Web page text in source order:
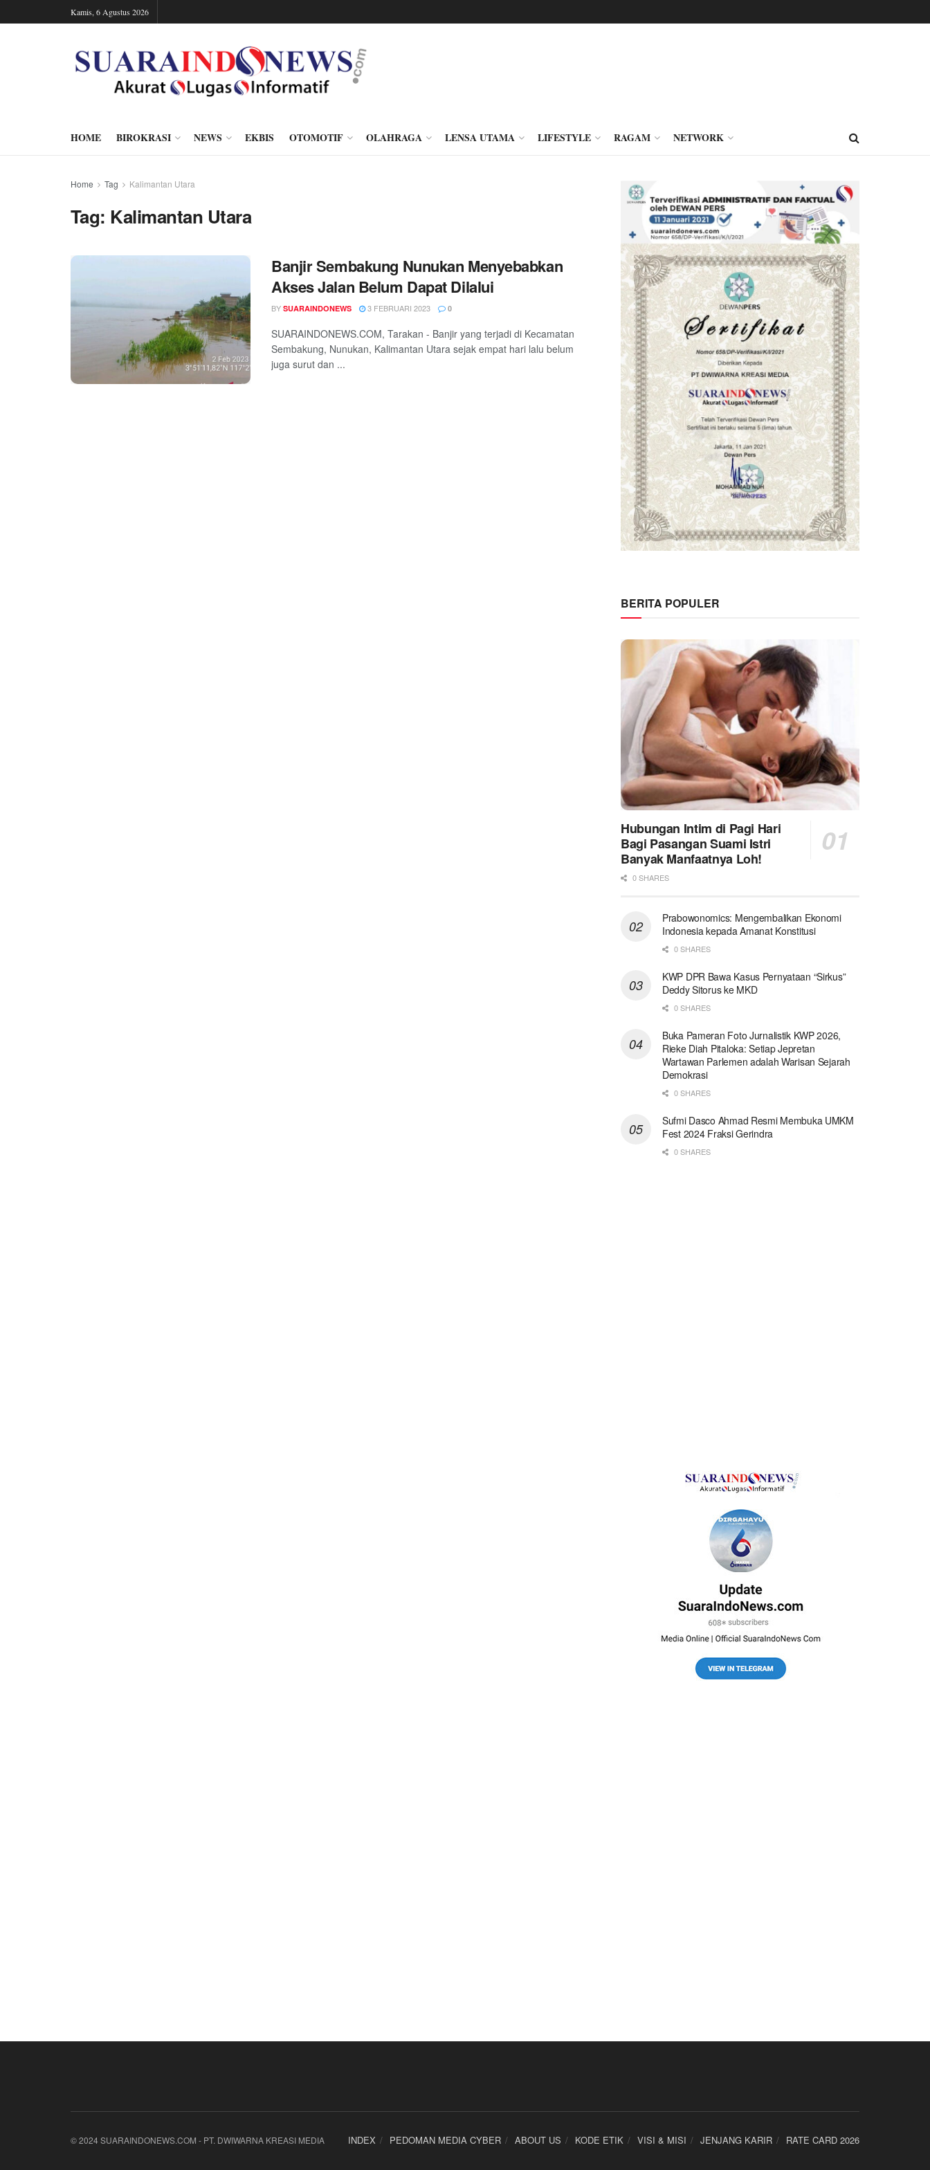
Kamis, 6 Agustus 2026
HOME BIROKRASI NEWS EKBIS OTOMOTIF OLAHRAGA LENSA UTAMA LIFESTYLE RAGAM NETWORK
Home Tag Kalimantan Utara
Tag: Kalimantan Utara
Banjir Sembakung Nunukan Menyebabkan
Akses Jalan Belum Dapat Dilalui
BY SUARAINDONEWS 3 FEBRUARI 2023 0
SUARAINDONEWS.COM, Tarakan - Banjir yang terjadi di Kecamatan
Sembakung, Nunukan, Kalimantan Utara sejak empat hari lalu belum
juga surut dan ...
BERITA POPULER
Hubungan Intim di Pagi Hari
Bagi Pasangan Suami Istri
Banyak Manfaatnya Loh!
0 SHARES
Prabowonomics: Mengembalikan Ekonomi
Indonesia kepada Amanat Konstitusi
0 SHARES
KWP DPR Bawa Kasus Pernyataan “Sirkus”
Deddy Sitorus ke MKD
0 SHARES
Buka Pameran Foto Jurnalistik KWP 2026,
Rieke Diah Pitaloka: Setiap Jepretan
Wartawan Parlemen adalah Warisan Sejarah
Demokrasi
0 SHARES
Sufmi Dasco Ahmad Resmi Membuka UMKM
Fest 2024 Fraksi Gerindra
0 SHARES
INDEX PEDOMAN MEDIA CYBER ABOUT US KODE ETIK VISI & MISI JENJANG KARIR RATE CARD 2026
© 2024 SUARAINDONEWS.COM - PT. DWIWARNA KREASI MEDIA